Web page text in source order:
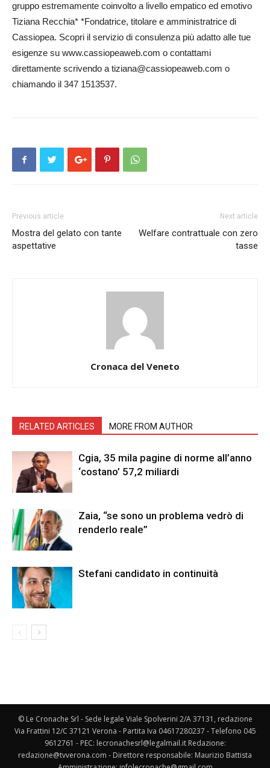
gruppo estremamente coinvolto a livello empatico ed emotivo
Tiziana Recchia* *Fondatrice, titolare e amministratrice di
Cassiopea. Scopri il servizio di consulenza più adatto alle tue
esigenze su www.cassiopeaweb.com o contattami
direttamente scrivendo a tiziana@cassiopeaweb.com o
chiamando il 347 1513537.
Previous article
Mostra del gelato con tante
aspettative
Next article
Welfare contrattuale con zero
tasse
Cronaca del Veneto
RELATED ARTICLES MORE FROM AUTHOR
Cgia, 35 mila pagine di norme all’anno
‘costano’ 57,2 miliardi
Zaia, “se sono un problema vedrò di
renderlo reale”
Stefani candidato in continuità
© Le Cronache Srl - Sede legale Viale Spolverini 2/A 37131, redazione
Via Frattini 12/C 37121 Verona - Partita Iva 04617280237 - Telefono 045
9612761 - PEC: lecronachesrl@legalmail.it Redazione:
redazione@tvverona.com - Direttore responsabile: Maurizio Battista